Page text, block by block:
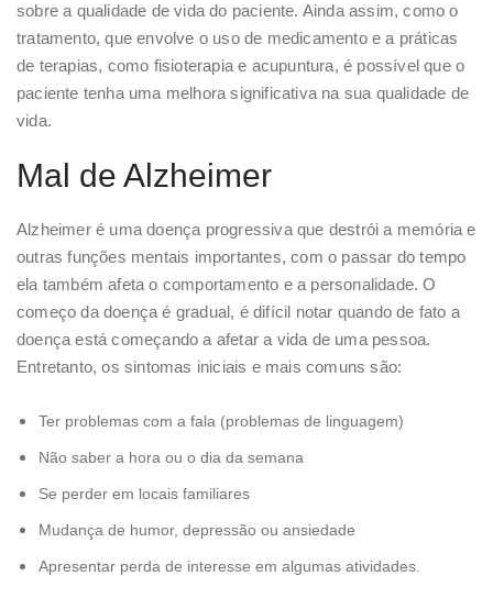
sobre a qualidade de vida do paciente. Ainda assim, como o
tratamento, que envolve o uso de medicamento e a práticas
de terapias, como fisioterapia e acupuntura, é possível que o
paciente tenha uma melhora significativa na sua qualidade de
vida.
Mal de Alzheimer
Alzheimer é uma doença progressiva que destrói a memória e
outras funções mentais importantes, com o passar do tempo
ela também afeta o comportamento e a personalidade. O
começo da doença é gradual, é difícil notar quando de fato a
doença está começando a afetar a vida de uma pessoa.
Entretanto, os sintomas iniciais e mais comuns são:
Ter problemas com a fala (problemas de linguagem)
Não saber a hora ou o dia da semana
Se perder em locais familiares
Mudança de humor, depressão ou ansiedade
Apresentar perda de interesse em algumas atividades.